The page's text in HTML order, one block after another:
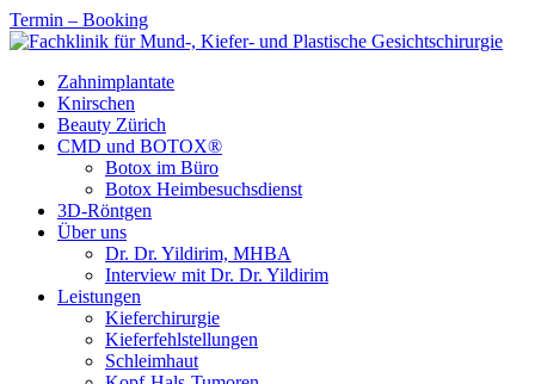
Termin – Booking
Zahnimplantate
Knirschen
Beauty Zürich
CMD und BOTOX®
Botox im Büro
Botox Heimbesuchsdienst
3D-Röntgen
Über uns
Dr. Dr. Yildirim, MHBA
Interview mit Dr. Dr. Yildirim
Leistungen
Kieferchirurgie
Kieferfehlstellungen
Schleimhaut